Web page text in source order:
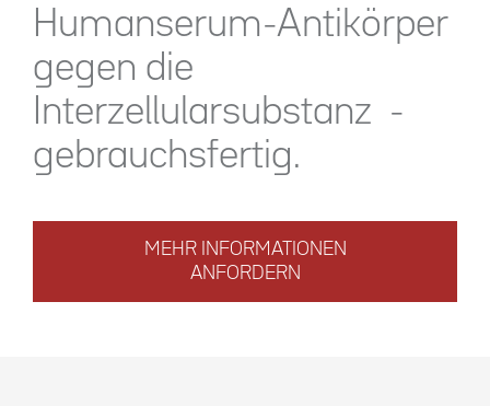
Humanserum-Antikörper
gegen die
Interzellularsubstanz -
gebrauchsfertig.
MEHR INFORMATIONEN
ANFORDERN